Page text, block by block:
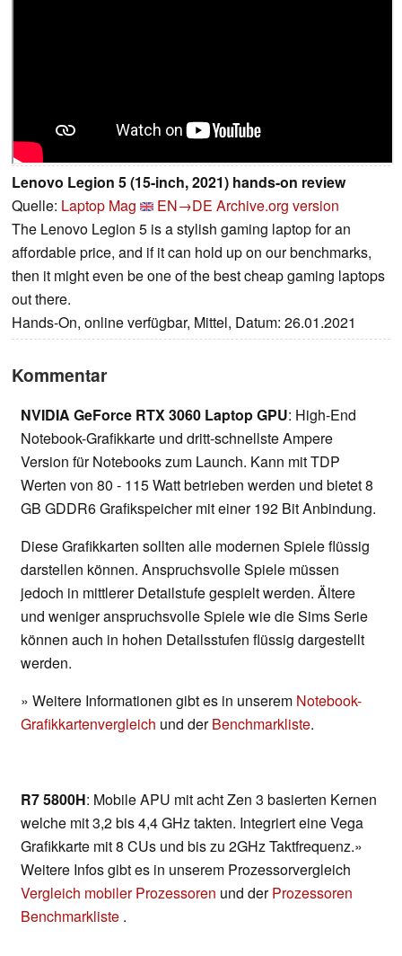
Lenovo Legion 5 (15-inch, 2021) hands-on review
Quelle: Laptop Mag EN→DE Archive.org version
The Lenovo Legion 5 is a stylish gaming laptop for an
affordable price, and if it can hold up on our benchmarks,
then it might even be one of the best cheap gaming laptops
out there.
Hands-On, online verfügbar, Mittel, Datum: 26.01.2021
Kommentar
NVIDIA GeForce RTX 3060 Laptop GPU: High-End
Notebook-Grafikkarte und dritt-schnellste Ampere
Version für Notebooks zum Launch. Kann mit TDP
Werten von 80 - 115 Watt betrieben werden und bietet 8
GB GDDR6 Grafikspeicher mit einer 192 Bit Anbindung.
Diese Grafikkarten sollten alle modernen Spiele flüssig
darstellen können. Anspruchsvolle Spiele müssen
jedoch in mittlerer Detailstufe gespielt werden. Ältere
und weniger anspruchsvolle Spiele wie die Sims Serie
können auch in hohen Detailsstufen flüssig dargestellt
werden.
» Weitere Informationen gibt es in unserem Notebook-
Grafikkartenvergleich und derBenchmarkliste.
R7 5800H: Mobile APU mit acht Zen 3 basierten Kernen
welche mit 3,2 bis 4,4 GHz takten. Integriert eine Vega
Grafikkarte mit 8 CUs und bis zu 2GHz Taktfrequenz.»
Weitere Infos gibt es in unserem Prozessorvergleich
Vergleich mobiler Prozessoren und derProzessoren
Benchmarkliste .